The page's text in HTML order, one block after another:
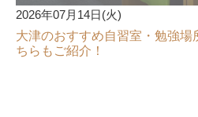
2026年07月14日(火)
大津のおすすめ自習室・勉強
ちらもご紹介！